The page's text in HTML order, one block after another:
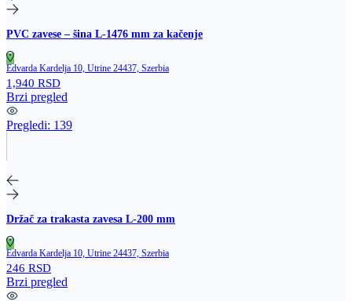
PVC zavese – šina L‑1476 mm za kačenje
Edvarda Kardelja 10, Utrine 24437, Szerbia
1,940 RSD
Brzi pregled
Pregledi: 139
Držač za trakasta zavesa L‑200 mm
Edvarda Kardelja 10, Utrine 24437, Szerbia
246 RSD
Brzi pregled